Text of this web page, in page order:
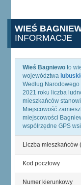
WIEŚ
INFORMACJE
Wieś Bagniewo to
województwa
Według
2021 roku liczba
mieszkańców
Miejscowość
miejscowości
współrzędne GPS
Liczba mieszkańców
Kod pocztowy
Numer kierunkowy